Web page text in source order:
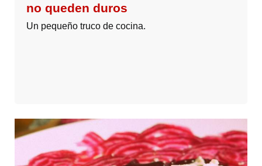
no queden duros
Un pequeño truco de cocina.